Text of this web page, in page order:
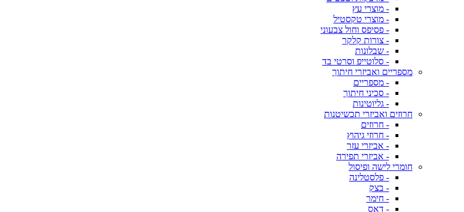
- מוצרי עץ
- מוצרי טקסטיל
- פסיפס וחול צבעוני
- צורות קלקר
- שבלונות
- סלוטייפ וסרטי בד
מספריים ואביזרי חיתוך
- מספריים
- סכיני חיתוך
- גליוטינות
חרוזים ואביזרי תכשיטנות
- חרוזים
- חרוזי גיהוץ
- אביזרי עזר
- אביזרי תפירה
חומרי לישה ופיסול
- פלסטלינה
- בצק
- חימר
- דאס